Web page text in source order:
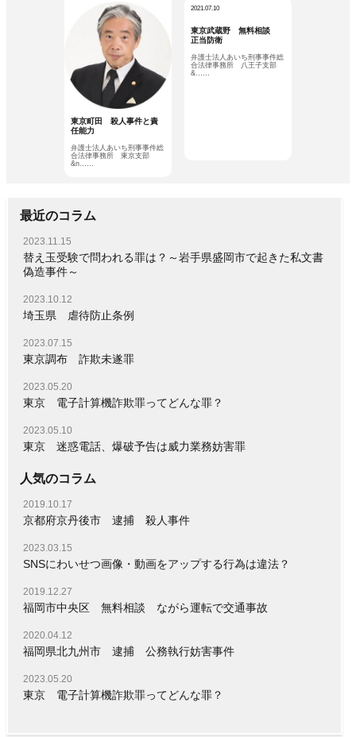
東京町田 殺人事件と責
任能力
弁護士法人あいち刑事事件総
合法律事務所 東京支部
&n……
2021.07.10
東京武蔵野 無料相談
正当防衛
弁護士法人あいち刑事事件総
合法律事務所 八王子支部
&……
最近のコラム
2023.11.15
替え玉受験で問われる罪は？～岩手県盛岡市で起きた私文書
偽造事件～
2023.10.12
埼玉県 虐待防止条例
2023.07.15
東京調布 詐欺未遂罪
2023.05.20
東京 電子計算機詐欺罪ってどんな罪？
2023.05.10
東京 迷惑電話、爆破予告は威力業務妨害罪
人気のコラム
2019.10.17
京都府京丹後市 逮捕 殺人事件
2023.03.15
SNSにわいせつ画像・動画をアップする行為は違法？
2019.12.27
福岡市中央区 無料相談 ながら運転で交通事故
2020.04.12
福岡県北九州市 逮捕 公務執行妨害事件
2023.05.20
東京 電子計算機詐欺罪ってどんな罪？